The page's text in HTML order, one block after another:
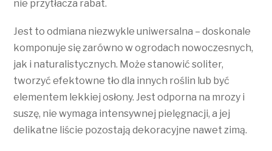
nie przytłacza rabat.
Jest to odmiana niezwykle uniwersalna – doskonale
komponuje się zarówno w ogrodach nowoczesnych,
jak i naturalistycznych. Może stanowić soliter,
tworzyć efektowne tło dla innych roślin lub być
elementem lekkiej osłony. Jest odporna na mrozy i
suszę, nie wymaga intensywnej pielęgnacji, a jej
delikatne liście pozostają dekoracyjne nawet zimą.